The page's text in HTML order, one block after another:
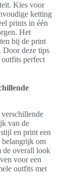
Kies voor
ketting
prints in één
Het
bij de print
Door deze tips
perfect
van de
en print een
belangrijk om
de overall look
voor een
outfits met